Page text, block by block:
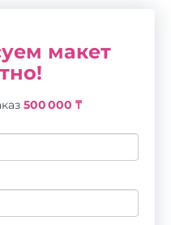
макет
500 000 ₸